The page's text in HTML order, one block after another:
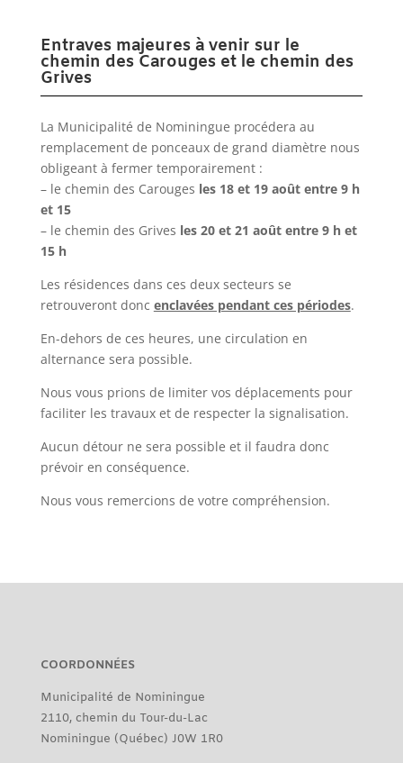
Entraves majeures à venir sur le
chemin des Carouges et le chemin des
Grives
La Municipalité de Nominingue procédera au
remplacement de ponceaux de grand diamètre nous
obligeant à fermer temporairement :
– le chemin des Carouges les 18 et 19 août entre 9 h
et 15
– le chemin des Grives les 20 et 21 août entre 9 h et
15 h
Les résidences dans ces deux secteurs se
retrouveront donc enclavées pendant ces périodes.
En-dehors de ces heures, une circulation en
alternance sera possible.
Nous vous prions de limiter vos déplacements pour
faciliter les travaux et de respecter la signalisation.
Aucun détour ne sera possible et il faudra donc
prévoir en conséquence.
Nous vous remercions de votre compréhension.
COORDONNÉES
Municipalité de Nominingue
2110, chemin du Tour-du-Lac
Nominingue (Québec) J0W 1R0